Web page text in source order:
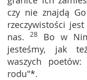
czy nie znajdą
rzeczywistości
nas. 28 Bo w
jesteśmy, jak
waszych
rodu"*.